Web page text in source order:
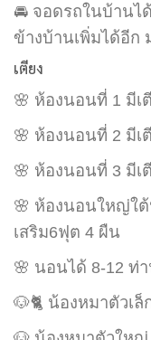
🚘 จอดรถในบ้านไ
ข้างบ้านเพิ่มได้อีก
เตียง
🌸 ห้องนอนที่ 1 มีเ
🌸 ห้องนอนที่ 2 มีเ
🌸 ห้องนอนที่ 3 มีเ
🌸 ห้องนอนใหญ่ใ
เสริม6ฟุต 4 ผืน
🌸 นอนได้ 8-12 ท่
🐶🐈 น้องหมาตัวเ